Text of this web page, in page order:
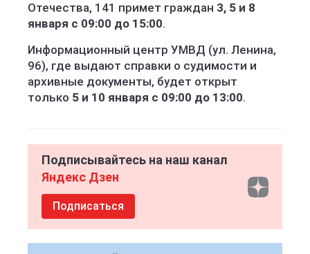
Отечества, 141 примет граждан 3, 5 и 8
января с 09:00 до 15:00.
Информационный центр УМВД (ул. Ленина,
96), где выдают справки о судимости и
архивные документы, будет открыт
только 5 и 10 января с 09:00 до 13:00.
Подписывайтесь на наш канал
Яндекс Дзен
Подписаться